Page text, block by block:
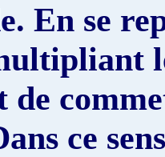
En se
de
ce